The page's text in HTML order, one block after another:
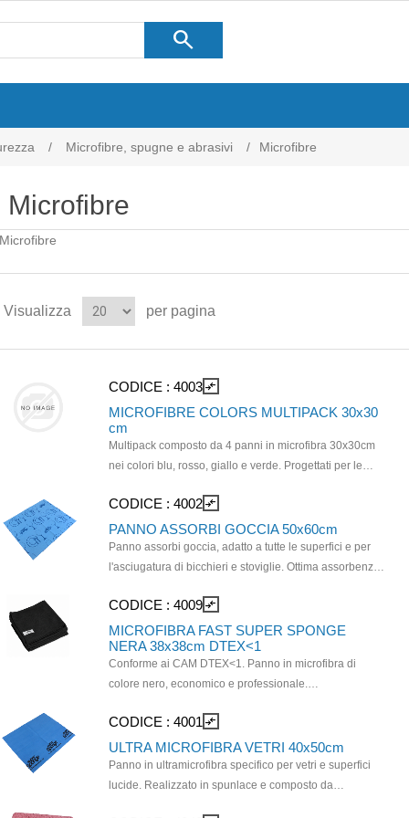
search
/ Microfibre, spugne e abrasivi / Microfibre
Microfibre
Microfibre
Visualizza per pagina
CODICE : 4003 compare_arrows
MICROFIBRE COLORS MULTIPACK 30x30
cm
Multipack composto da 4 panni in microfibra 30x30cm
nei colori blu, rosso, giallo e verde. Progettati per le
superfici. I panni possono essere lavati in lavatrice 150-
200 volte a 60° senza l'uso di additivi. È un prodotto a
marchio SuperSponge®.
CODICE : 4002 compare_arrows
PANNO ASSORBI GOCCIA 50x60cm
Panno assorbi goccia, adatto a tutte le superfici e per
l'asciugatura di bicchieri e stoviglie. Ottima assorbenza,
Dimensioni: 50x60 cm
CODICE : 4009 compare_arrows
MICROFIBRA FAST SUPER SPONGE
NERA 38x38cm DTEX<1
Conforme ai CAM DTEX<1. Panno in microfibra di
colore nero, economico e professionale.
Dimensioni: 38cm x 38cm. Può essere utilizzato su
qualsiasi tipo di superficie. Adatto per la pulizia di
tavolini, piani di lavoro, banconi e macchina del caffè.
Può essere lavato in lavatrice 150-200 volte 60° senza
CODICE : 4001 compare_arrows
ULTRA MICROFIBRA VETRI 40x50cm
Panno in ultramicrofibra specifico per vetri e superfici
lucide. Realizzato in spunlace e composto da